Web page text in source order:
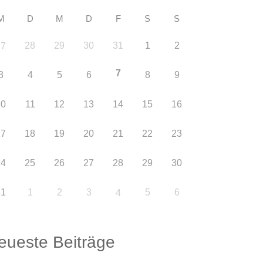
D M D F S S
28 29 30 31 1 2
4 5 6 7 8 9
11 12 13 14 15 16
18 19 20 21 22 23
25 26 27 28 29 30
1 2 3 4 5 6
Beiträge